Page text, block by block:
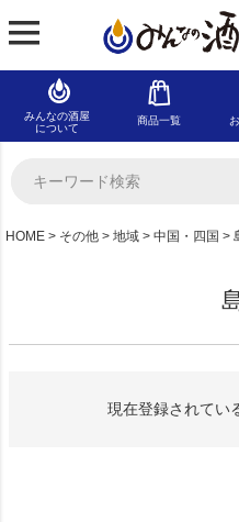
みんなの酒屋
について
商品一覧
HOME その他 地域 中国・四国
現在登録されてい